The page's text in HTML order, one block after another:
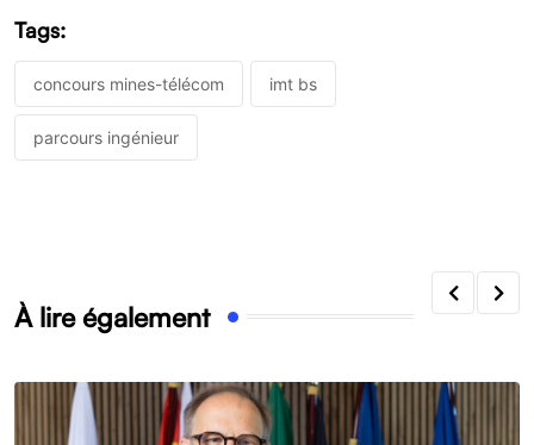
Tags:
concours mines-télécom imt bs
parcours ingénieur
À lire également